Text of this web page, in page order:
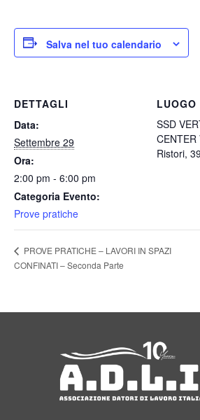
Salva nel tuo calendario
DETTAGLI
Data:
Settembre 29
Ora:
2:00 pm - 6:00 pm
Categoria Evento:
Prove pratiche
LUOGO
SSD
CENTER
Ristori,
PROVE PRATICHE – LAVORI IN SPAZI
CONFINATI – Seconda Parte